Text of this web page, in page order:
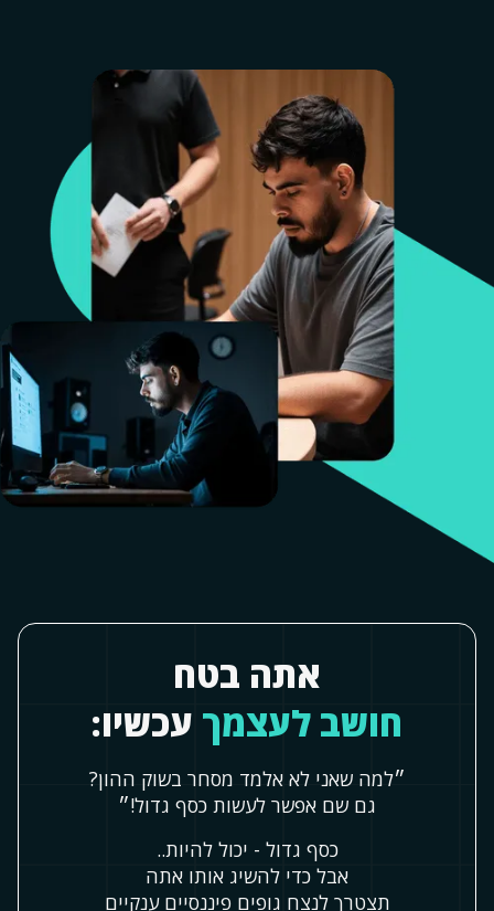
אתה בטח
חושב לעצמך עכשיו:
״למה שאני לא אלמד מסחר בשוק ההון?
גם שם אפשר לעשות כסף גדול!״
כסף גדול - יכול להיות..
אבל כדי להשיג אותו אתה
תצטרך לנצח גופים פיננסיים ענקיים